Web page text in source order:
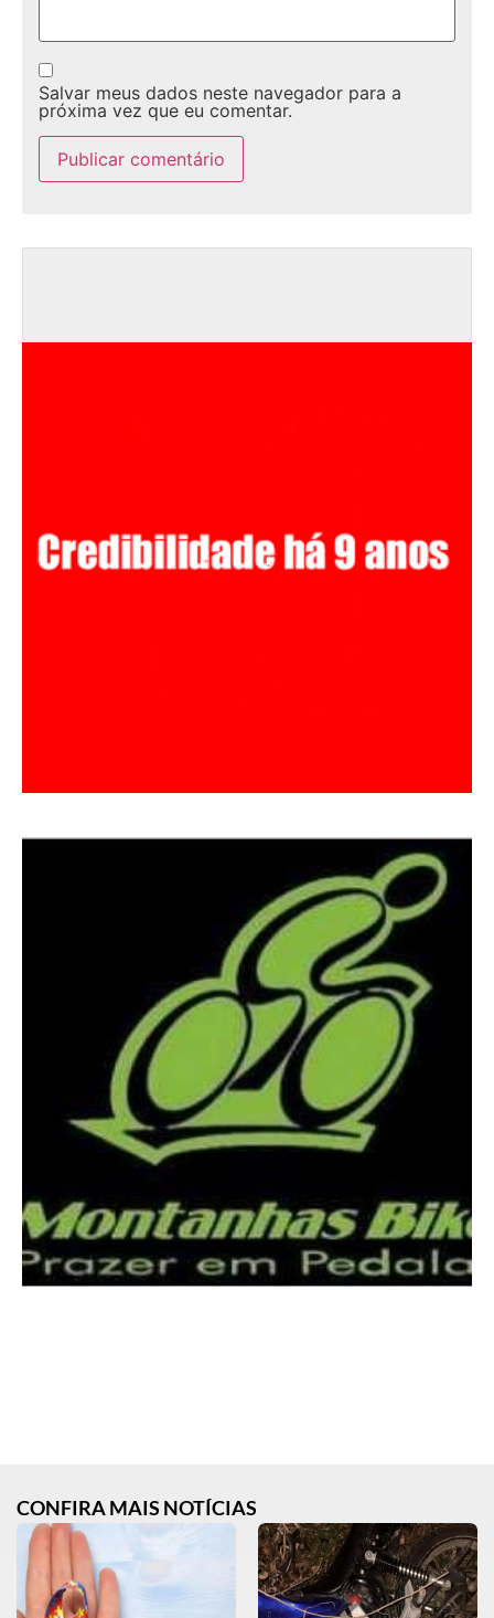
Salvar meus dados neste navegador para a
próxima vez que eu comentar.
CONFIRA MAIS NOTÍCIAS